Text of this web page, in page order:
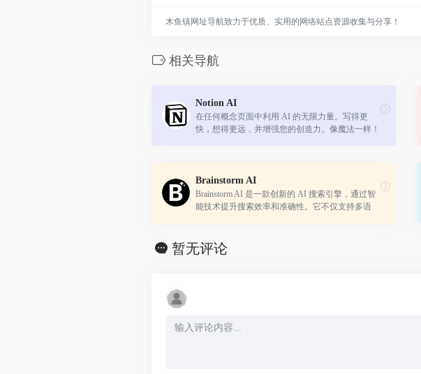
木鱼镇网址导航致力于优质、实用的网络站点资源收集与分享！
相关导航
Notion AI
在任何概念页面中利用 AI 的无限力量。写得更
快，想得更远，并增强您的创造力。像魔法一样！
Brainstorm AI
Brainstorm AI 是一款创新的 AI 搜索引擎，通过智
能技术提升搜索效率和准确性。它不仅支持多语
暂无评论